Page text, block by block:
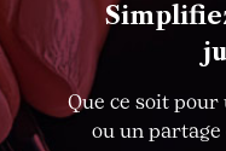
Que ce soit pour
ou un